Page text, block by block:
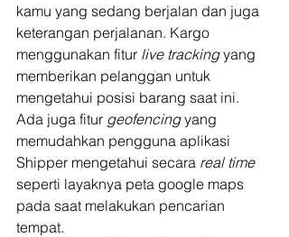
kamu yang sedang berjalan dan juga
keterangan perjalanan. Kargo
menggunakan fitur live tracking yang
memberikan pelanggan untuk
mengetahui posisi barang saat ini.
Ada juga fitur geofencing yang
memudahkan pengguna aplikasi
Shipper mengetahui secara real time
seperti layaknya peta google maps
pada saat melakukan pencarian
tempat.